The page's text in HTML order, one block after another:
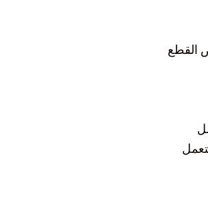
القطع